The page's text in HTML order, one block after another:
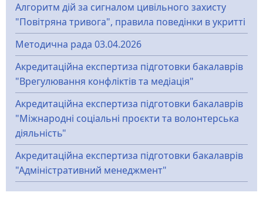
Алгоритм дій за сигналом цивільного захисту
"Повітряна тривога", правила поведінки в укритті
Методична рада 03.04.2026
Акредитаційна експертиза підготовки бакалаврів
"Врегулювання конфліктів та медіація"
Акредитаційна експертиза підготовки бакалаврів
"Міжнародні соціальні проєкти та волонтерська
діяльність"
Акредитаційна експертиза підготовки бакалаврів
"Адміністративний менеджмент"